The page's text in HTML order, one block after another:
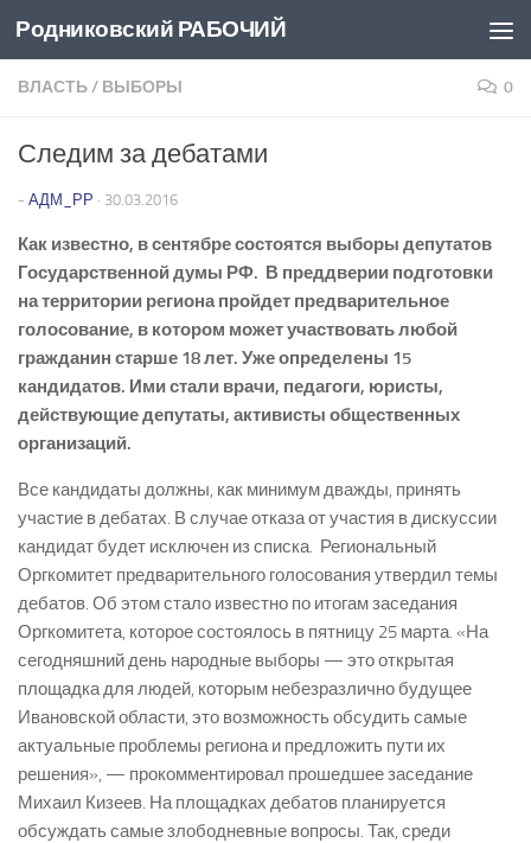
Перейти к содержимому
Родниковский РАБОЧИЙ
ВЛАСТЬ/ ВЫБОРЫ 0
Следим за дебатами
- АДМ_РР · 30.03.2016
Как известно, в сентябре состоятся выборы депутатов
Государственной думы РФ. В преддверии подготовки
на территории региона пройдет предварительное
голосование, в котором может участвовать любой
гражданин старше 18 лет. Уже определены 15
кандидатов. Ими стали врачи, педагоги, юристы,
действующие депутаты, активисты общественных
организаций.
Все кандидаты должны, как минимум дважды, принять
участие в дебатах. В случае отказа от участия в дискуссии
кандидат будет исключен из списка. Региональный
Оргкомитет предварительного голосования утвердил темы
дебатов. Об этом стало известно по итогам заседания
Оргкомитета, которое состоялось в пятницу 25 марта. «На
сегодняшний день народные выборы — это открытая
площадка для людей, которым небезразлично будущее
Ивановской области, это возможность обсудить самые
актуальные проблемы региона и предложить пути их
решения», — прокомментировал прошедшее заседание
Михаил Кизеев. На площадках дебатов планируется
обсуждать самые злободневные вопросы. Так, среди